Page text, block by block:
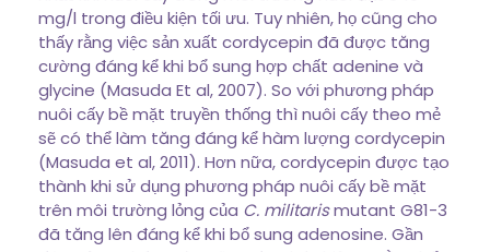
mg/l trong điều kiện tối ưu. Tuy nhiên, họ cũng cho
thấy rằng việc sản xuất cordycepin đã được tăng
cường đáng kể khi bổ sung hợp chất adenine và
glycine (Masuda Et al, 2007). So với phương pháp
nuôi cấy bề mặt truyền thống thì nuôi cấy theo mẻ
sẽ có thể làm tăng đáng kể hàm lượng cordycepin
(Masuda et al, 2011). Hơn nữa, cordycepin được tạo
thành khi sử dụng phương pháp nuôi cấy bề mặt
trên môi trường lỏng của C. militarismutant G81-3
đã tăng lên đáng kể khi bổ sung adenosine. Gần